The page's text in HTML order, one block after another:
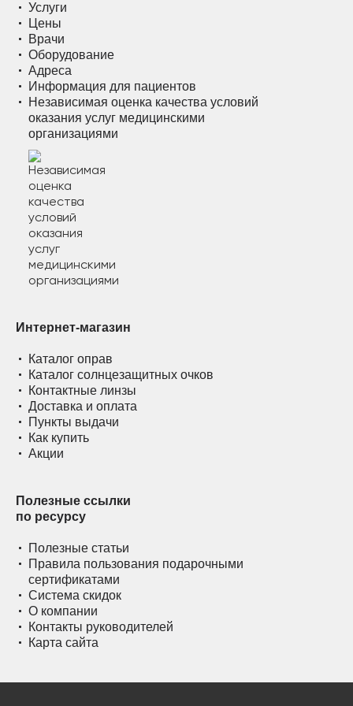
Услуги
Цены
Врачи
Оборудование
Адреса
Информация для пациентов
Независимая оценка качества условий
оказания услуг медицинскими
организациями
Интернет-магазин
Каталог оправ
Каталог солнцезащитных очков
Контактные линзы
Доставка и оплата
Пункты выдачи
Как купить
Акции
Полезные ссылки
по ресурсу
Полезные статьи
Правила пользования подарочными
сертификатами
Система скидок
О компании
Контакты руководителей
Карта сайта